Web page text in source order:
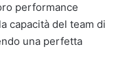
performance
capacità del team di
una perfetta